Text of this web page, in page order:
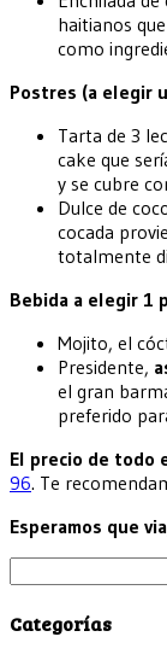
haitianos
como
Postres (a elegir
Tarta de 3
cake que
y se cubre
Dulce de
cocada
totalmente
Bebida a elegir 1
Mojito, el
Presidente,
el gran
preferido
El precio de todo
96. Te
Esperamos que
Categorías